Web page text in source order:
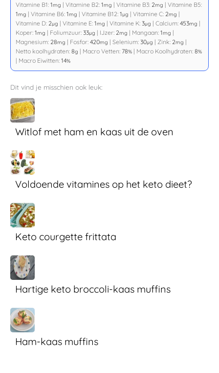
Vitamine B1:1mg |Vitamine B2:1mg |Vitamine B3: 2mg |Vitamine B5:
1mg |Vitamine B6:1mg |Vitamine B12:1µg |Vitamine C: 2mg |
Vitamine D: 2µg |Vitamine E:1mg |Vitamine K:3µg |Calcium:453mg |
Koper:1mg | Foliumzuur:33µg | IJzer: 2mg | Mangaan:1mg |
Magnesium: 28mg | Fosfor:420mg |Selenium:30µg | Zink: 2mg |
Netto koolhydraten:8g | Macro Vetten: 78% | Macro Koolhydraten:8%
| Macro Eiwitten:14%
Dit vind je misschien ook leuk:
Witlof met ham en kaas uit de oven
Voldoende vitamines op het keto dieet?
Keto courgette frittata
Hartige keto broccoli-kaas muffins
Ham-kaas muffins